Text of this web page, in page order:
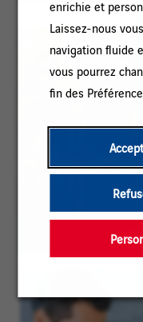
enrichie et
Laissez-nous
navigation fluide
vous pourrez
fin des